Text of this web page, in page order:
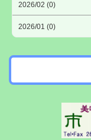
2026/02 (0)
2026/01 (0)